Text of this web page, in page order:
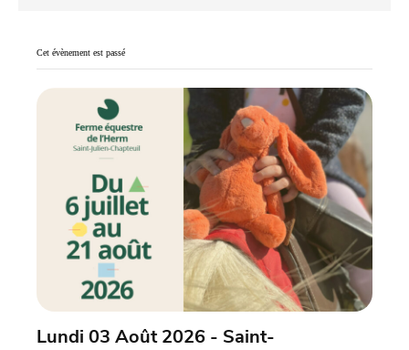
Cet évènement est passé
Lundi 03 Août 2026 - Saint-